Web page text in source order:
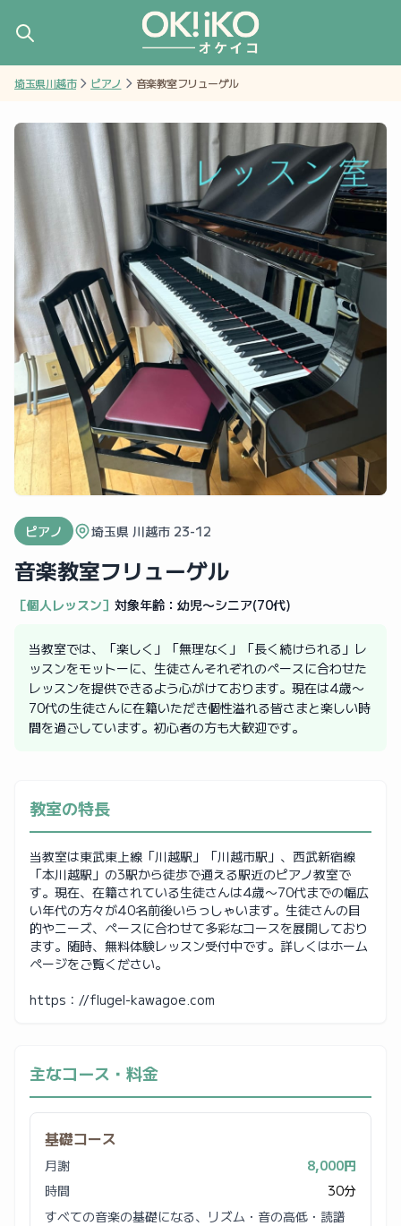
埼玉県川越市 ピアノ 音楽教室フリューゲル
ピアノ 埼玉県 川越市 23-12
音楽教室フリューゲル
［個人レッスン］ 対象年齢： 幼児〜シニア(70代)
当教室では、「楽しく」「無理なく」「長く続けられる」レ
ッスンをモットーに、生徒さんそれぞれのペースに合わせた
レッスンを提供できるよう心がけております。現在は4歳〜
70代の生徒さんに在籍いただき個性溢れる皆さまと楽しい時
間を過ごしています。初心者の方も大歓迎です。
教室の特長
当教室は東武東上線「川越駅」「川越市駅」、西武新宿線
「本川越駅」の3駅から徒歩で通える駅近のピアノ教室で
す。現在、在籍されている生徒さんは4歳〜70代までの幅広
い年代の方々が40名前後いらっしゃいます。生徒さんの目
的やニーズ、ペースに合わせて多彩なコースを展開しており
ます。随時、無料体験レッスン受付中です。詳しくはホーム
ページをご覧ください。
https：//flugel-kawagoe.com
主なコース・料金
基礎コース
月謝
8,000円
時間
30分
すべての音楽の基礎になる、リズム・音の高低・読譜